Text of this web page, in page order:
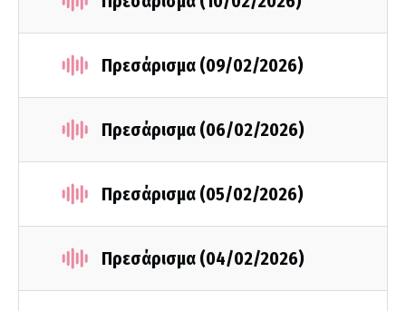
Πρεσάρισμα (09/02/2026)
Πρεσάρισμα (06/02/2026)
Πρεσάρισμα (05/02/2026)
Πρεσάρισμα (04/02/2026)